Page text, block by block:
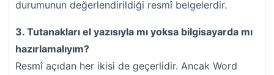
durumunun değerlendirildiği resmî belgelerdir.
3. Tutanakları el yazısıyla mı yoksa bilgisayarda mı
hazırlamalıyım?
Resmî açıdan her ikisi de geçerlidir. Ancak Word